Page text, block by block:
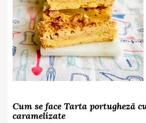
Cum se face Tarta portugheză
caramelizate